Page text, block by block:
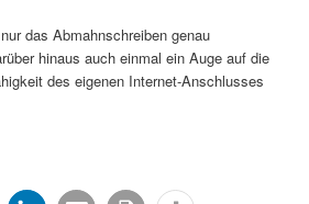
das Abmahnschreiben genau
hinaus auch einmal ein Auge auf die
des eigenen Internet-Anschlusses